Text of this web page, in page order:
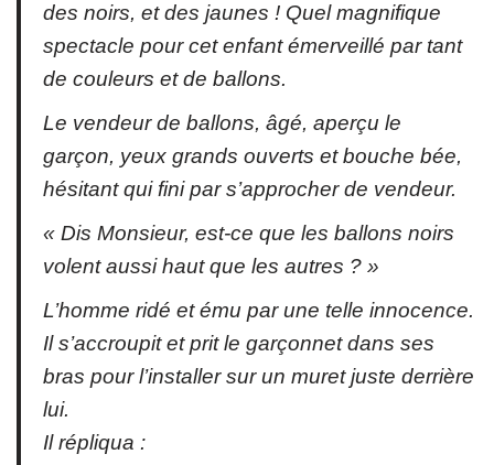
des noirs, et des jaunes ! Quel magnifique
spectacle pour cet enfant émerveillé par tant
de couleurs et de ballons.
Le vendeur de ballons, âgé, aperçu le
garçon, yeux grands ouverts et bouche bée,
hésitant qui fini par s’approcher de vendeur.
« Dis Monsieur, est-ce que les ballons noirs
volent aussi haut que les autres ? »
L’homme ridé et ému par une telle innocence.
Il s’accroupit et prit le garçonnet dans ses
bras pour l’installer sur un muret juste derrière
lui.
Il répliqua :